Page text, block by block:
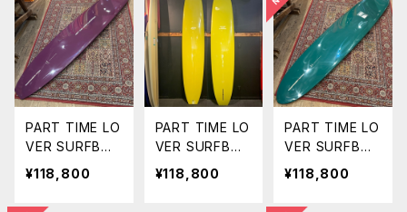
PART TIME LO
VER SURFBOA
RDS 『INVOLM
ENT』 9'3" T
HE COUSIN
¥118,800
PART TIME LO
VER SURFBOA
RDS 『THE CH
EATER』 9'4"
¥118,800
PART TIME LO
VER SURFBOA
RDS 『THE ST
RANGER』
9'6" PIN LO
¥118,800